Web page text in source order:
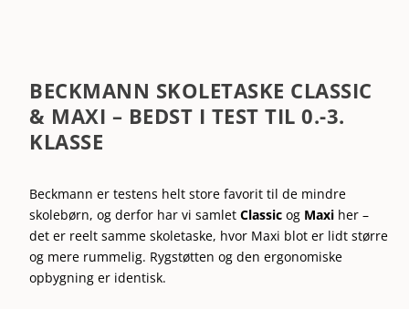
BECKMANN SKOLETASKE CLASSIC
& MAXI – BEDST I TEST TIL 0.-3.
KLASSE
Beckmann er testens helt store favorit til de mindre
skolebørn, og derfor har vi samletClassic og Maxi her –
det er reelt samme skoletaske, hvor Maxi blot er lidt større
og mere rummelig. Rygstøtten og den ergonomiske
opbygning er identisk.